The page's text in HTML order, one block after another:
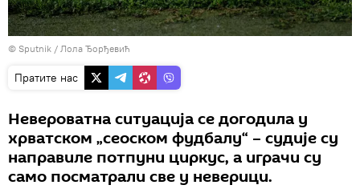
© Sputnik / Лола Ђорђевић
Пратите нас
Невероватна ситуација се догодила у
хрватском „сеоском фудбалу“ – судије су
направиле потпуни циркус, а играчи су
само посматрали све у неверици.